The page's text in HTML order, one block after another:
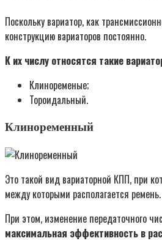
Поскольку вариатор, как
конструкцию вариаторов постоянно.
К их числу относятся такие
Клиноременые;
Тороидальный.
Клиноременный
Это такой вид вариаторной КПП, при
между которыми располагается ремень.
При этом, изменение передаточного
максимальная эффективность в